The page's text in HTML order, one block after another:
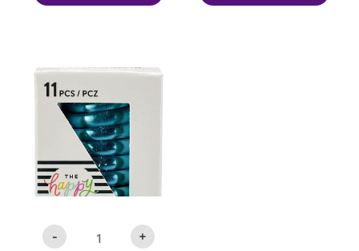
-
Discos
Expansores
Pequeño
Calypso
cantidad
+